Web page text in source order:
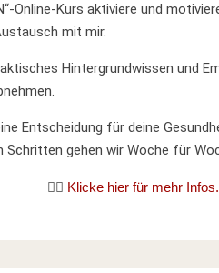
Online-Kurs aktiviere und
mit mir.
Hintergrundwissen und
Entscheidung für deine
Schritten gehen wir Woche für
👉🏼 Klicke hier für mehr Infos.